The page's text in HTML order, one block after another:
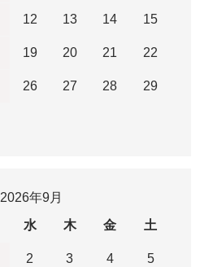
12 13 14 15
19 20 21 22
26 27 28 29
2026年9月
水 木 金 土
2 3 4 5